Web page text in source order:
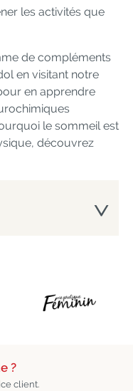
les activités que
de compléments
en visitant notre
en apprendre
le sommeil est
découvrez
?
client.